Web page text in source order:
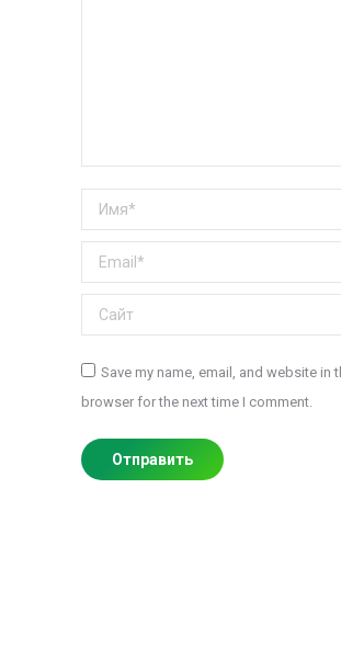
Имя *
Email *
Сайт
Save my name, email, and website in
browser for the next time I comment.
Отправить